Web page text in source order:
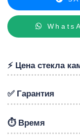
⚡️ Цена стекла
✅ Гарантия
⏱️ Время